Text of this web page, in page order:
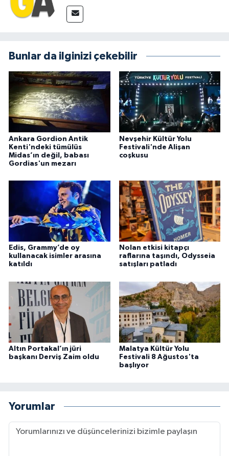
Bunlar da ilginizi çekebilir
Ankara Gordion Antik
Kenti'ndeki tümülüs
Midas’ın değil, babası
Gordias'un mezarı
Nevşehir Kültür Yolu
Festivali'nde Alişan
coşkusu
Edis, Grammy’de oy
kullanacak isimler arasına
katıldı
Nolan etkisi kitapçı
raflarına taşındı, Odysseia
satışları patladı
Altın Portakal’ın jüri
başkanı Derviş Zaim oldu
Malatya Kültür Yolu
Festivali 8 Ağustos'ta
başlıyor
Yorumlar